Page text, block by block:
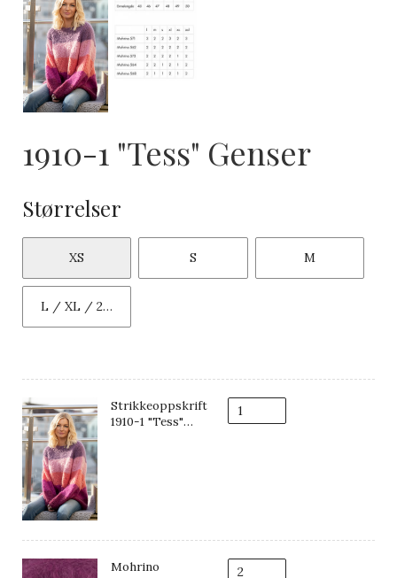
1910-1 "Tess" Genser
Størrelser
XS S M
L / XL / 2XL
Strikkeoppskrift
1910-1 "Tess"
Mohrino